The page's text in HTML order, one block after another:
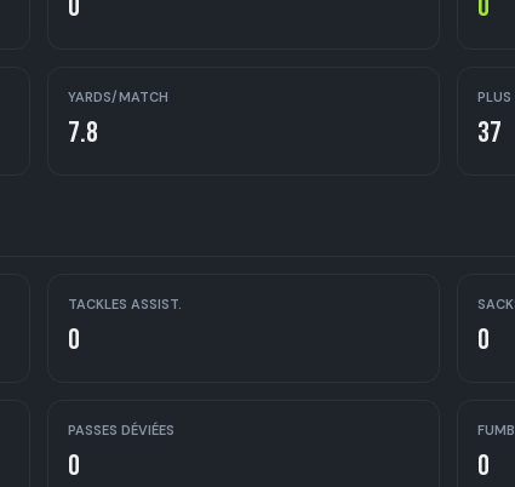
YARDS/MATCH
7.8
PLUS
37
TACKLES ASSIST.
0 0
PASSES DÉVIÉES
0 0